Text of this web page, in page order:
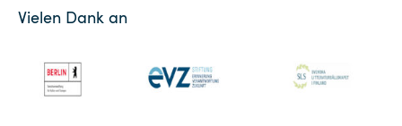
Vielen Dank an